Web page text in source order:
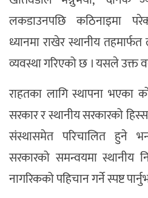
लकडाउनपछि कठिनाइमा
ध्यानमा राखेर स्थानीय
व्यवस्था गरिएको छ । यसले उक्त
राहतका लागि स्थापना भएका
सरकार र स्थानीय सरकारको
संस्थासमेत परिचालित हुने
सरकारको समन्वयमा स्थानीय
नागरिकको पहिचान गर्ने स्पष्ट